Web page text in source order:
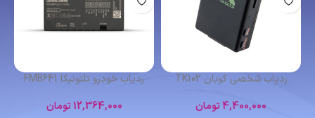
ردیاب شخصی کوبان TK102
4,400,000تومان
ردیاب خودرو تلتونیکا FMB641
12,364,000تومان